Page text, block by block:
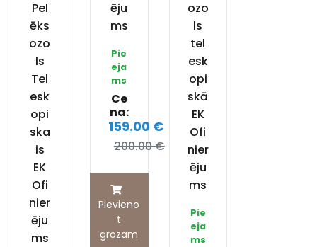
Pel
ēks
ozo
ls
Tel
esk
opi
ska
is
EK
Ofi
nier
ēju
ms
ēju
ms
Pie
eja
ms
Ce
na:
159.00 €
200.00 €
Pievieno
t
grozam
ozo
ls
tel
esk
opi
skā
EK
Ofi
nier
ēju
ms
Pie
eja
ms